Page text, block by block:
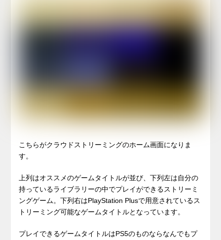
こちらがクラウドストリーミングのホーム画面になりま
す。
上列はオススメのゲームタイトルが並び、下列左は自分の
持っているライブラリーの中でプレイができるストリーミ
ングゲーム。下列右はPlayStation Plusで用意されているス
トリーミング可能なゲームタイトルとなっています。
プレイできるゲームタイトルはPS5のものならなんでもプ